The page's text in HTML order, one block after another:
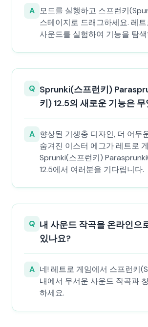
A 모드를 실행하고 스프런키
스테이지로 드래그하세요. 레
사운드를 실험하여 기능을 탐
Q Sprunki(스프런키)
키) 12.5의 새로운 기능은
A 향상된 기생충 디자인, 더 어두
숨겨진 이스터 에그가 레트로
Sprunki(스프런키)
12.5에서 여러분을 기다립니다.
Q 내 사운드 작곡을 온라인으
있나요?
A 네! 레트로 게임에서 스프런키
내에서 무서운 사운드 작곡과
하세요.